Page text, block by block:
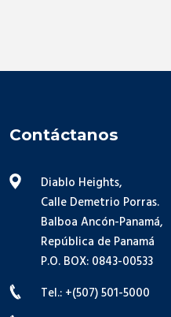
Contáctanos
Diablo Heights,
Calle Demetrio Porras.
Balboa Ancón-Panamá,
República de Panamá
P.O. BOX: 0843-00533
Tel.: +(507) 501-5000